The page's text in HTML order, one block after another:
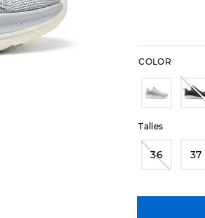
COLOR
Talles
36 37